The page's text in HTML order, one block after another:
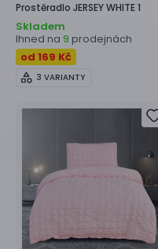
Prostěradlo JERSEY WHITE 1
Skladem
Ihned na 9 prodejnách
od 169 Kč
3 VARIANTY